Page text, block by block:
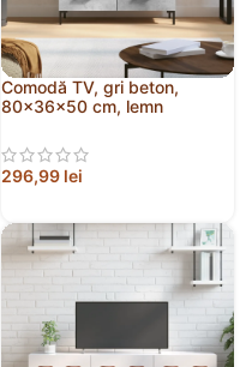
Comodă TV, gri beton,
80x36x50 cm, lemn
296,99 lei